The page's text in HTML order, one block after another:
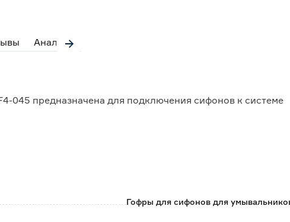
Аналоги
045 предназначена для подключения сифонов к системе
Гофры для сифонов для